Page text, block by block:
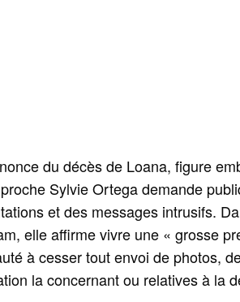
du décès de Loana, figure
Sylvie Ortega demande
et des messages intrusifs.
elle affirme vivre une « grosse
à cesser tout envoi de photos,
la concernant ou relatives à la